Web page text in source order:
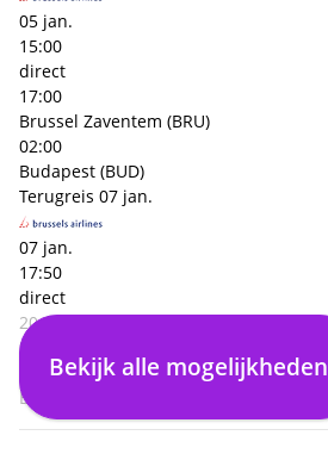
05 jan.
15:00
direct
17:00
Brussel Zaventem (BRU)
02:00
Budapest (BUD)
Terugreis 07 jan.
07 jan.
17:50
direct
20:00
Budapest (BUD)
02:10
Brussel Zaventem (BRU)
Bekijk alle mogelijkheden